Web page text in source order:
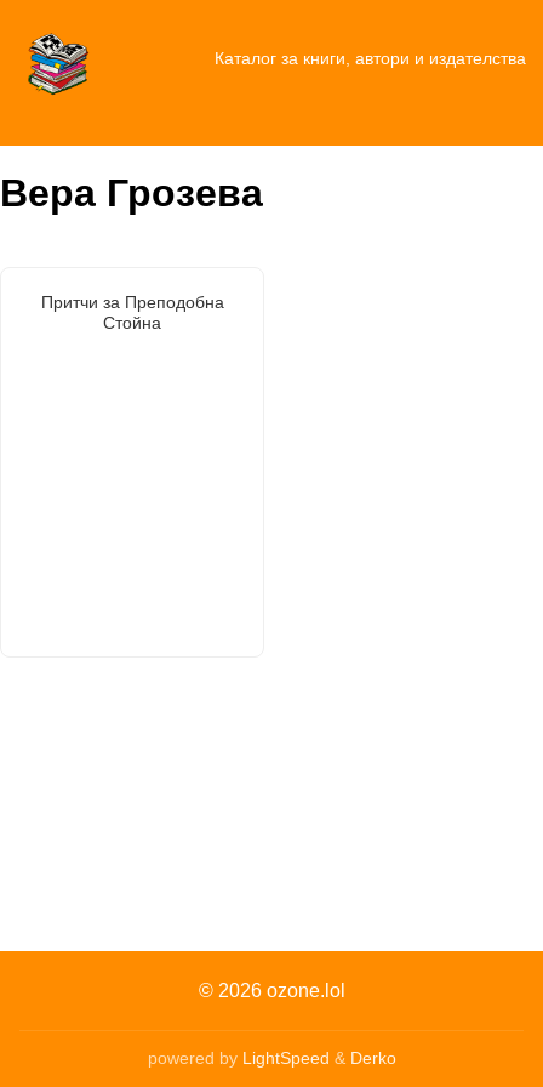
Каталог за книги, автори и издателства
Вера Грозева
Притчи за Преподобна
Стойна
© 2026 ozone.lol
powered by LightSpeed & Derko